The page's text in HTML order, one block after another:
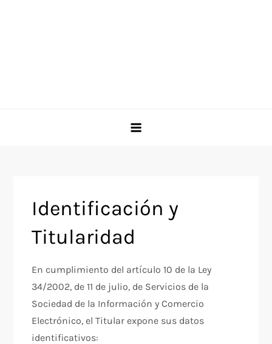
Identificación y
Titularidad
En cumplimiento del artículo 10 de la Ley
34/2002, de 11 de julio, de Servicios de la
Sociedad de la Información y Comercio
Electrónico, el Titular expone sus datos
identificativos: